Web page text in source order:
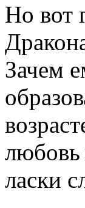
Но вот
Зачем
любовь
ласки